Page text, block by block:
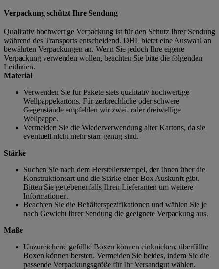
Verpackung schützt Ihre Sendung
Qualitativ hochwertige Verpackung ist für den Schutz Ihrer Sendung
während des Transports entscheidend. DHL bietet eine Auswahl an
bewährten Verpackungen an. Wenn Sie jedoch Ihre eigene
Verpackung verwenden wollen, beachten Sie bitte die folgenden
Leitlinien.
Material
Verwenden Sie für Pakete stets qualitativ hochwertige
Wellpappekartons. Für zerbrechliche oder schwere
Gegenstände empfehlen wir zwei- oder dreiwellige
Wellpappe.
Vermeiden Sie die Wiederverwendung alter Kartons, da sie
eventuell nicht mehr starr genug sind.
Stärke
Suchen Sie nach dem Herstellerstempel, der Ihnen über die
Konstruktionsart und die Stärke einer Box Auskunft gibt.
Bitten Sie gegebenenfalls Ihren Lieferanten um weitere
Informationen.
Beachten Sie die Behälterspezifikationen und wählen Sie je
nach Gewicht Ihrer Sendung die geeignete Verpackung aus.
Maße
Unzureichend gefüllte Boxen können einknicken, überfüllte
Boxen können bersten. Vermeiden Sie beides, indem Sie die
passende Verpackungsgröße für Ihr Versandgut wählen.